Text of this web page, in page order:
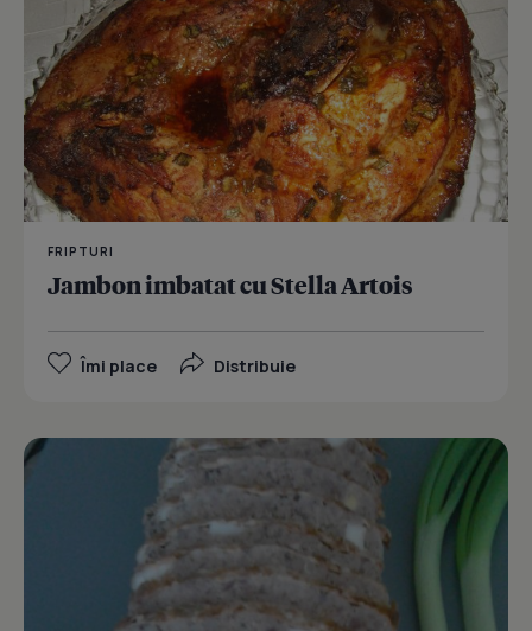
FRIPTURI
Jambon imbatat cu Stella Artois
Îmi place Distribuie